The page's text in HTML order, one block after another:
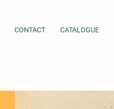
CONTACT CATALOGUE